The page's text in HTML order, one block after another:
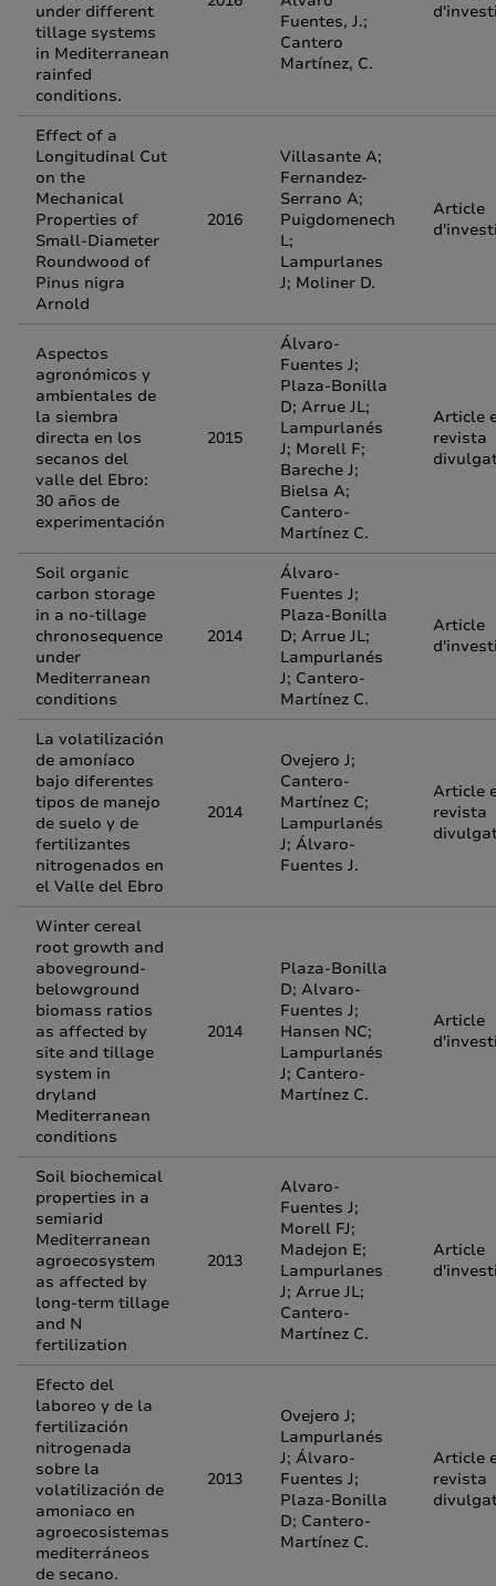
under different
tillage systems
in Mediterranean
rainfed
conditions.
Fuentes, J.;
Cantero
Martínez, C.
Effect of a
Longitudinal Cut
on the
Mechanical
Properties of
Small-Diameter
Roundwood of
Pinus nigra
Arnold
2016
Villasante A;
Fernandez-
Serrano A;
Puigdomenech
L;
Lampurlanes
J; Moliner D.
Article
Aspectos
agronómicos y
ambientales de
la siembra
directa en los
secanos del
valle del Ebro:
30 años de
experimentación
2015
Álvaro-
Fuentes J;
Plaza-Bonilla
D; Arrue JL;
Lampurlanés
J; Morell F;
Bareche J;
Bielsa A;
Cantero-
Martínez C.
Article
revista
Soil organic
carbon storage
in a no-tillage
chronosequence
under
Mediterranean
conditions
2014
Álvaro-
Fuentes J;
Plaza-Bonilla
D; Arrue JL;
Lampurlanés
J; Cantero-
Martínez C.
Article
La volatilización
de amoníaco
bajo diferentes
tipos de manejo
de suelo y de
fertilizantes
nitrogenados en
el Valle del Ebro
2014
Ovejero J;
Cantero-
Martínez C;
Lampurlanés
J; Álvaro-
Fuentes J.
Article
revista
Winter cereal
root growth and
aboveground-
belowground
biomass ratios
as affected by
site and tillage
system in
dryland
Mediterranean
conditions
2014
Plaza-Bonilla
D; Alvaro-
Fuentes J;
Hansen NC;
Lampurlanés
J; Cantero-
Martínez C.
Article
Soil biochemical
properties in a
semiarid
Mediterranean
agroecosystem
as affected by
long-term tillage
and N
fertilization
2013
Alvaro-
Fuentes J;
Morell FJ;
Madejon E;
Lampurlanes
J; Arrue JL;
Cantero-
Martínez C.
Article
Efecto del
laboreo y de la
fertilización
nitrogenada
sobre la
volatilización de
amoniaco en
agroecosistemas
mediterráneos
de secano.
2013
Ovejero J;
Lampurlanés
J; Álvaro-
Fuentes J;
Plaza-Bonilla
D; Cantero-
Martínez C.
Article
revista